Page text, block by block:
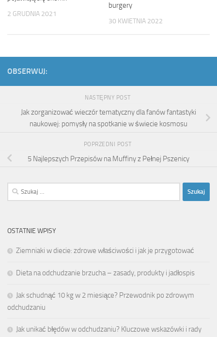
2 GRUDNIA 2021
burgery
30 KWIETNIA 2022
OBSERWUJ:
NASTĘPNY POST
Jak zorganizować wieczór tematyczny dla fanów fantastyki
naukowej: pomysły na spotkanie w świecie kosmosu
POPRZEDNI POST
5 Najlepszych Przepisów na Muffiny z Pełnej Pszenicy
Szukaj:
OSTATNIE WPISY
Ziemniaki w diecie: zdrowe właściwości i jak je przygotować
Dieta na odchudzanie brzucha – zasady, produkty i jadłospis
Jak schudnąć 10 kg w 2 miesiące? Przewodnik po zdrowym
odchudzaniu
Jak unikać błędów w odchudzaniu? Kluczowe wskazówki i rady